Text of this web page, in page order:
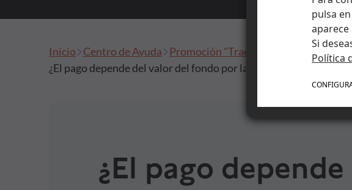
pulsa
aparece
Si
Política
Asesoramiento
Inicio Centro de Ayuda
Promoción "Trae tus fondos a Self
¿El pago depende del valor del fondo por la evolución del
¿El pago